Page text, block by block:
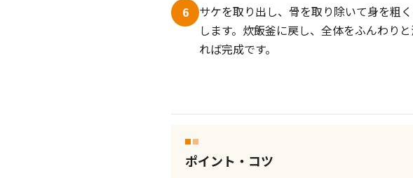
6
サケを取り出し、骨を取り除いて身を粗
します。炊飯釜に戻し、全体をふんわり
れば完成です。
ポイント・コツ